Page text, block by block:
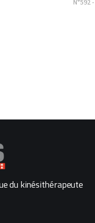
N°592
du kinésithérapeute